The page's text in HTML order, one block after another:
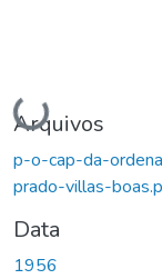
Carregando...
Arquivos
p-o-cap-da-
prado-villas-
Data
1956